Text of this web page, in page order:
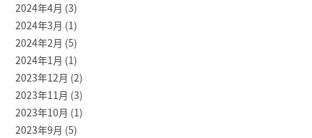
2024年4月 (3)
2024年3月 (1)
2024年2月 (5)
2024年1月 (1)
2023年12月 (2)
2023年11月 (3)
2023年10月 (1)
2023年9月 (5)